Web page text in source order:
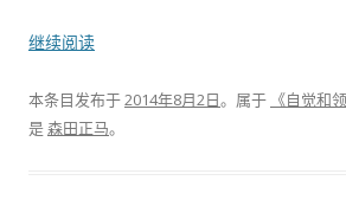
继续阅读
本条目发布于2014年8月2日。属于 《自觉和
是森田正马。